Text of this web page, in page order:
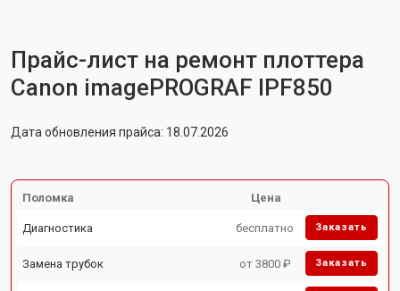
Прайс-лист на ремонт плоттера
Canon imagePROGRAF IPF850
Дата обновления прайса: 18.07.2026
Поломка Цена
Диагностика бесплатно Заказать
Замена трубок от 3800 ₽ Заказать